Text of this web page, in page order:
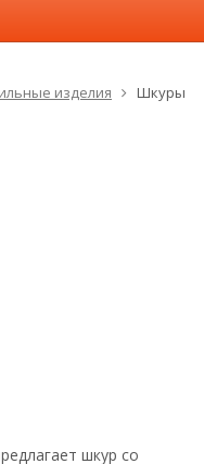
изделия Шкуры
шкур со